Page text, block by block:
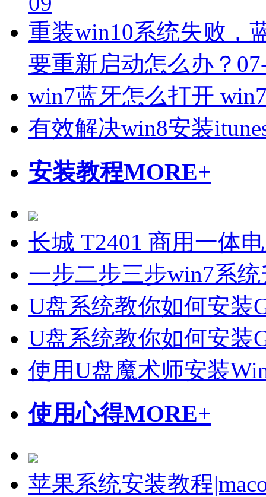
重装win10系统失败，
要重新启动怎么办？
win7蓝牙怎么打开
有效解决win8安装
安装教程MORE+
长城 T2401 商用一体
一步二步三步win7系
U盘系统教你如何安装
U盘系统教你如何安装
使用U盘魔术师安装
使用心得MORE+
苹果系统安装教程